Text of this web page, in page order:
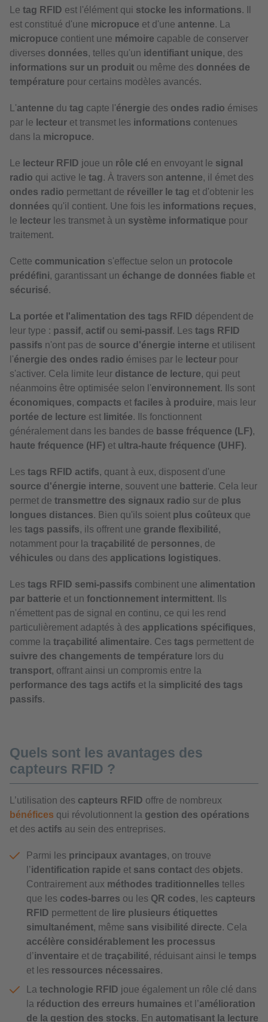
Le tag RFID est l'élément qui stocke les informations. Il
est constitué d'une micropuce et d'une antenne. La
micropuce contient une mémoire capable de conserver
diverses données, telles qu'un identifiant unique, des
informations sur un produit ou même des données de
température pour certains modèles avancés.
L'antenne du tag capte l'énergie des ondes radio émises
par le lecteur et transmet les informations contenues
dans la micropuce.
Le lecteur RFID joue un rôle clé en envoyant le signal
radio qui active le tag. À travers son antenne, il émet des
ondes radio permettant de réveiller le tag et d'obtenir les
données qu'il contient. Une fois les informations reçues,
le lecteur les transmet à un système informatique pour
traitement.
Cette communication s'effectue selon un protocole
prédéfini, garantissant un échange de données fiable et
sécurisé.
La portée et l'alimentation des tags RFID dépendent de
leur type : passif, actif ou semi-passif. Les tags RFID
passifs n'ont pas de source d'énergie interne et utilisent
l'énergie des ondes radio émises par le lecteur pour
s'activer. Cela limite leur distance de lecture, qui peut
néanmoins être optimisée selon l'environnement. Ils sont
économiques, compacts et faciles à produire, mais leur
portée de lecture est limitée. Ils fonctionnent
généralement dans les bandes de basse fréquence (LF),
haute fréquence (HF) et ultra-haute fréquence (UHF).
Les tags RFID actifs, quant à eux, disposent d'une
source d'énergie interne, souvent une batterie. Cela leur
permet de transmettre des signaux radio sur de plus
longues distances. Bien qu'ils soient plus coûteux que
les tags passifs, ils offrent une grande flexibilité,
notamment pour la traçabilité de personnes, de
véhicules ou dans des applications logistiques.
Les tags RFID semi-passifs combinent une alimentation
par batterie et un fonctionnement intermittent. Ils
n'émettent pas de signal en continu, ce qui les rend
particulièrement adaptés à des applications spécifiques,
comme la traçabilité alimentaire. Ces tags permettent de
suivre des changements de température lors du
transport, offrant ainsi un compromis entre la
performance des tags actifs et la simplicité des tags
passifs.
Quels sont les avantages des
capteurs RFID ?
L’utilisation des capteurs RFID offre de nombreux
bénéfices qui révolutionnent la gestion des opérations
et des actifs au sein des entreprises.
Parmi les principaux avantages, on trouve
l’identification rapide et sans contact des objets.
Contrairement aux méthodes traditionnelles telles
que les codes-barres ou les QR codes, les capteurs
RFID permettent de lire plusieurs étiquettes
simultanément, même sans visibilité directe. Cela
accélère considérablement les processus
d’inventaire et de traçabilité, réduisant ainsi le temps
et les ressources nécessaires.
La technologie RFID joue également un rôle clé dans
la réduction des erreurs humaines et l’amélioration
de la gestion des stocks. En automatisant la lecture